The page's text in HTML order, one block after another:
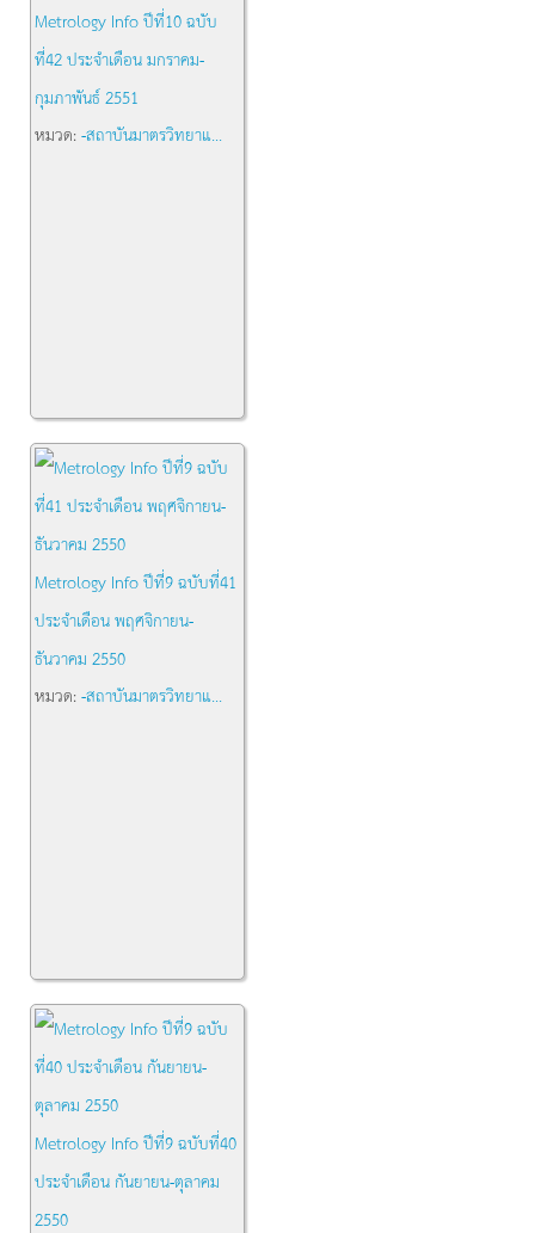
Metrology Info ปีที่10 ฉบับ
ที่42 ประจำเดือน มกราคม-
กุมภาพันธ์ 2551
หมวด:-สถาบันมาตรวิทยาแ...
Metrology Info ปีที่9 ฉบับที่41
ประจำเดือน พฤศจิกายน-
ธันวาคม 2550
หมวด:-สถาบันมาตรวิทยาแ...
Metrology Info ปีที่9 ฉบับที่40
ประจำเดือน กันยายน-ตุลาคม
2550